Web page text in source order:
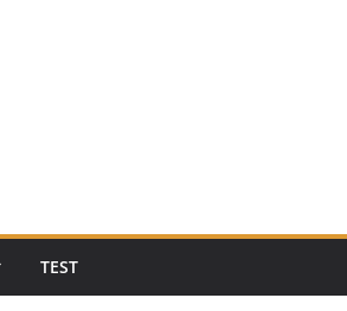
TEST